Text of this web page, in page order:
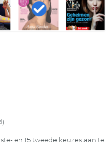
en 15 tweede keuzes aan te